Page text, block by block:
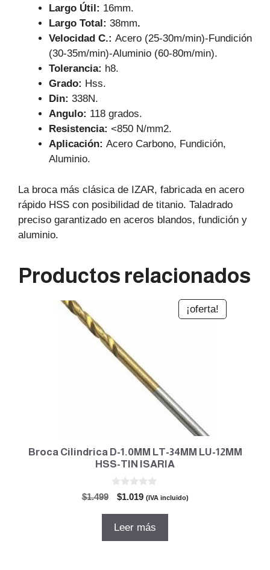
Largo Útil: 16mm.
Largo Total: 38mm.
Velocidad C.: Acero (25-30m/min)-Fundición
(30-35m/min)-Aluminio (60-80m/min).
Tolerancia: h8.
Grado: Hss.
Din: 338N.
Angulo: 118 grados.
Resistencia: <850 N/mm2.
Aplicación: Acero Carbono, Fundición,
Aluminio.
La broca más clásica de IZAR, fabricada en acero
rápido HSS con posibilidad de titanio. Taladrado
preciso garantizado en aceros blandos, fundición y
aluminio.
Productos relacionados
¡oferta!
Broca Cilindrica D-1.0MM LT-34MM LU-12MM
HSS-TIN ISARIA
$1.499
El
original
$1.019El
actual
(IVA incluido)
Leer más